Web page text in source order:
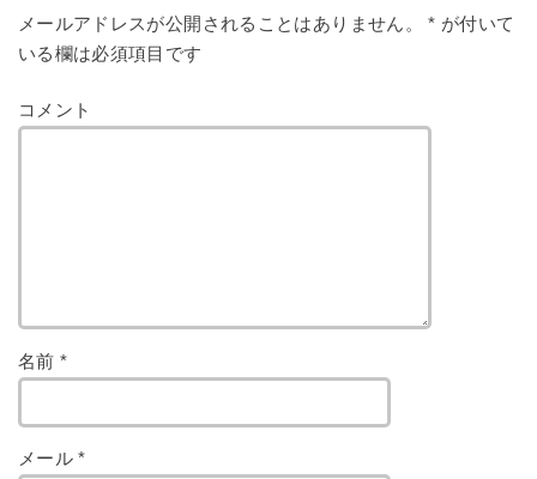
メールアドレスが公開されることはありません。 * が付いて
いる欄は必須項目です
コメント
名前 *
メール*